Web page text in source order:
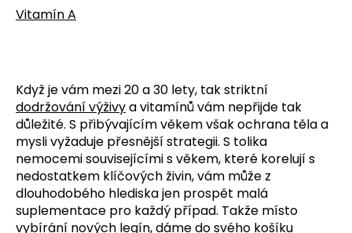
Vitamín A
Když je vám mezi 20 a 30 lety, tak striktní
dodržování výživya vitamínů vám nepřijde tak
důležité. S přibývajícím věkem však ochrana těla a
mysli vyžaduje přesnější strategii. S tolika
nemocemi souvisejícími s věkem, které korelují s
nedostatkem klíčových živin, vám může z
dlouhodobého hlediska jen prospět malá
suplementace pro každý případ. Takže místo
vybírání nových legín, dáme do svého košíku